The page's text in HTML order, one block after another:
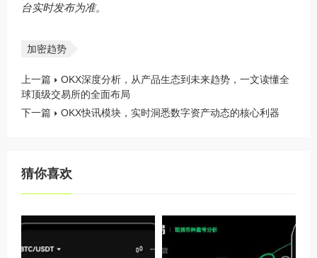
台实时发布为准。
加密趋势
上一篇
OKX深度分析，从产品生态到未来趋势，一文读懂全
球顶级交易所的全面布局
下一篇
OKX快讯模块，实时洞悉数字资产动态的核心利器
猜你喜欢